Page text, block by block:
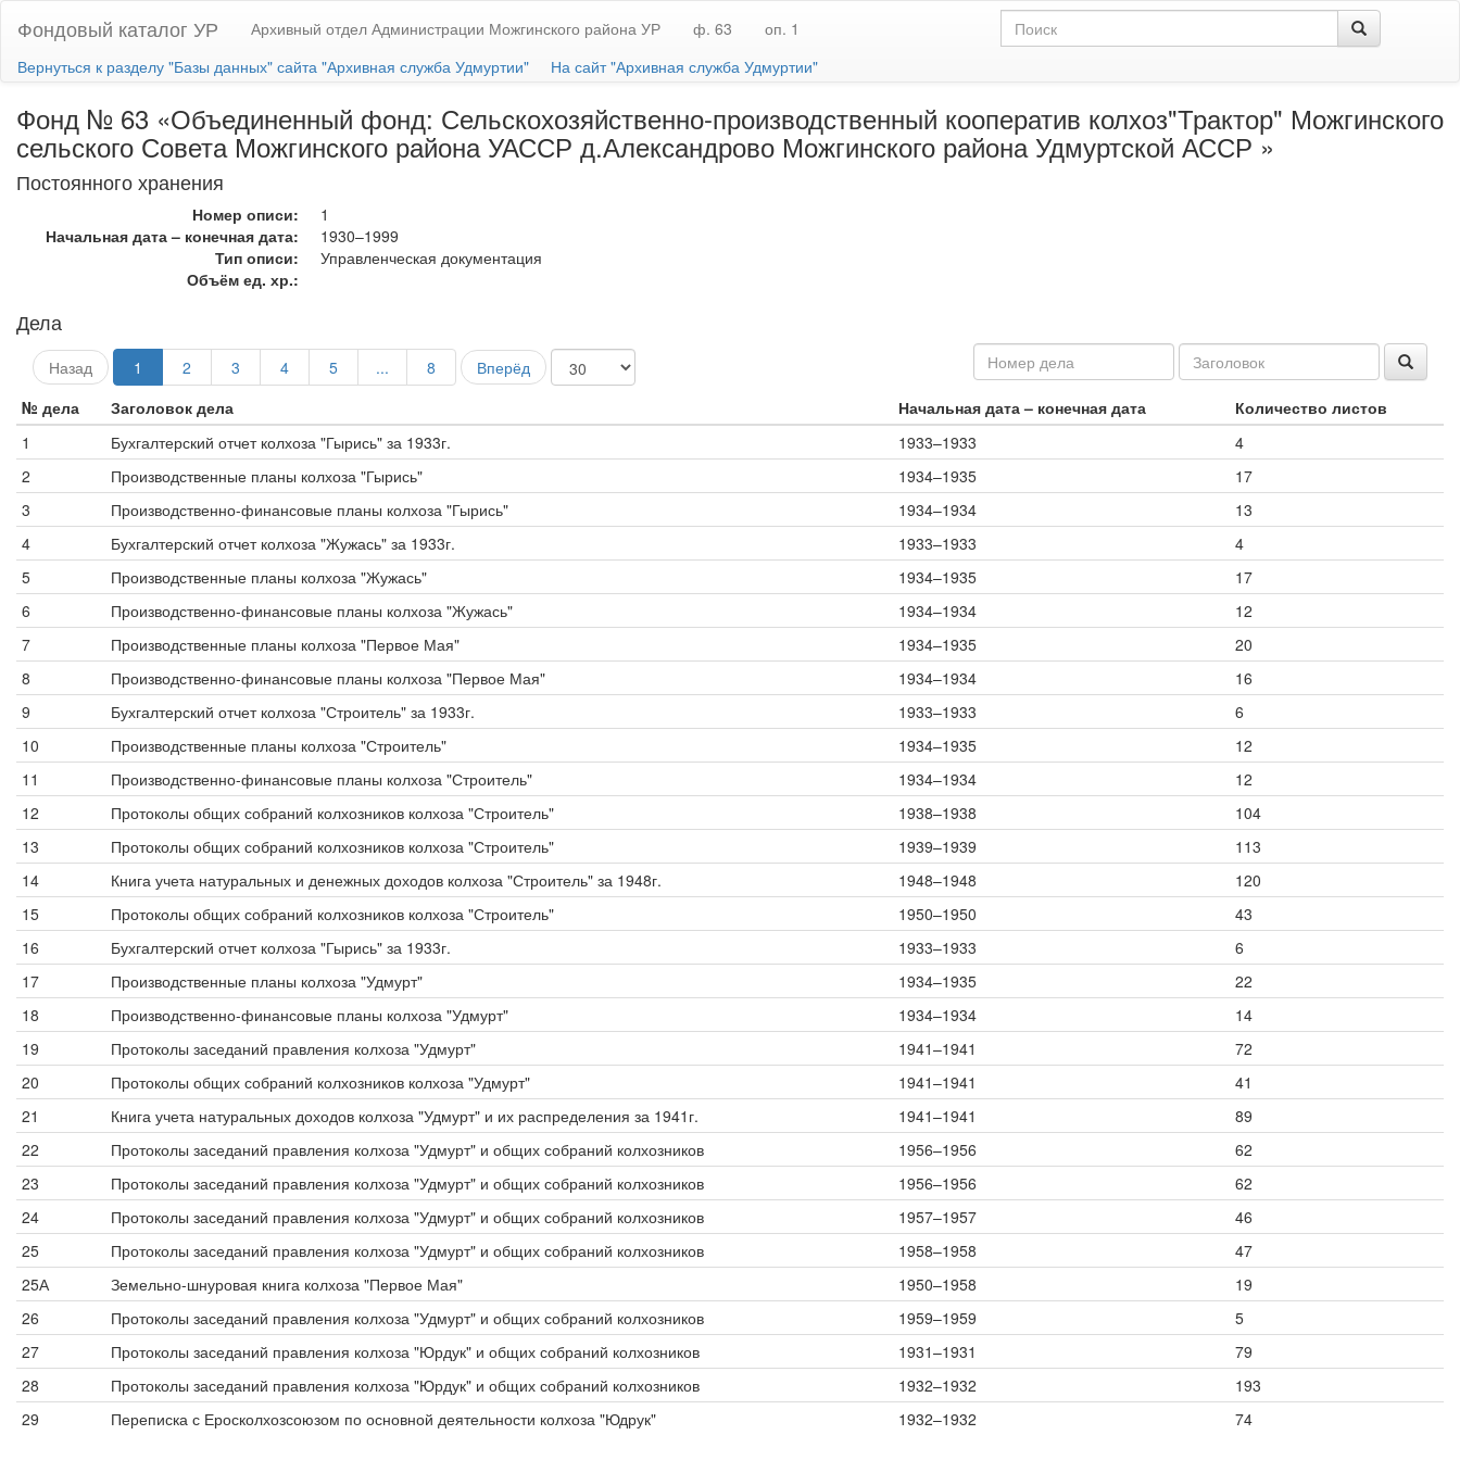
Фондовый каталог УР Архивный отдел Администрации Можгинского района УР ф. 63
оп. 1
Вернуться к разделу "Базы данных" сайта "Архивная служба Удмуртии"
На сайт "Архивная служба Удмуртии"
Фонд № 63 «Объединенный фонд: Сельскохозяйственно-производственный кооператив колхоз"Трактор" Можгинского
сельского Совета Можгинского района УАССР д.Александрово Можгинского района Удмуртской АССР »
Постоянного хранения
Номер описи:
1
Начальная дата – конечная дата:
1930–1999
Тип описи:
Управленческая документация
Объём ед. хр.:
Дела
Назад 1 2 3 4 5 ... 8
Вперёд
№ дела
Заголовок дела Начальная дата – конечная дата
Количество листов
1
Бухгалтерский отчет колхоза "Гырись" за 1933г. 1933–1933
4
2
Производственные планы колхоза "Гырись" 1934–1935
17
3
Производственно-финансовые планы колхоза "Гырись" 1934–1934
13
4
Бухгалтерский отчет колхоза "Жужась" за 1933г. 1933–1933
4
5
Производственные планы колхоза "Жужась" 1934–1935
17
6
Производственно-финансовые планы колхоза "Жужась" 1934–1934
12
7
Производственные планы колхоза "Первое Мая" 1934–1935
20
8
Производственно-финансовые планы колхоза "Первое Мая" 1934–1934
16
9
Бухгалтерский отчет колхоза "Строитель" за 1933г. 1933–1933
6
10
Производственные планы колхоза "Строитель" 1934–1935
12
11
Производственно-финансовые планы колхоза "Строитель" 1934–1934
12
12
Протоколы общих собраний колхозников колхоза "Строитель" 1938–1938
104
13
Протоколы общих собраний колхозников колхоза "Строитель" 1939–1939
113
14
Книга учета натуральных и денежных доходов колхоза "Строитель" за 1948г. 1948–1948
120
15
Протоколы общих собраний колхозников колхоза "Строитель" 1950–1950
43
16
Бухгалтерский отчет колхоза "Гырись" за 1933г. 1933–1933
6
17
Производственные планы колхоза "Удмурт" 1934–1935
22
18
Производственно-финансовые планы колхоза "Удмурт" 1934–1934
14
19
Протоколы заседаний правления колхоза "Удмурт" 1941–1941
72
20
Протоколы общих собраний колхозников колхоза "Удмурт" 1941–1941
41
21
Книга учета натуральных доходов колхоза "Удмурт" и их распределения за 1941г. 1941–1941
89
22
Протоколы заседаний правления колхоза "Удмурт" и общих собраний колхозников 1956–1956
62
23
Протоколы заседаний правления колхоза "Удмурт" и общих собраний колхозников 1956–1956
62
24
Протоколы заседаний правления колхоза "Удмурт" и общих собраний колхозников 1957–1957
46
25
Протоколы заседаний правления колхоза "Удмурт" и общих собраний колхозников 1958–1958
47
25А
Земельно-шнуровая книга колхоза "Первое Мая" 1950–1958
19
26
Протоколы заседаний правления колхоза "Удмурт" и общих собраний колхозников 1959–1959
5
27
Протоколы заседаний правления колхоза "Юрдук" и общих собраний колхозников 1931–1931
79
28
Протоколы заседаний правления колхоза "Юрдук" и общих собраний колхозников 1932–1932
193
29
Переписка с Еросколхозсоюзом по основной деятельности колхоза "Юдрук" 1932–1932 74